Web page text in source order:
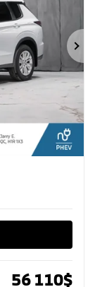
56 110$